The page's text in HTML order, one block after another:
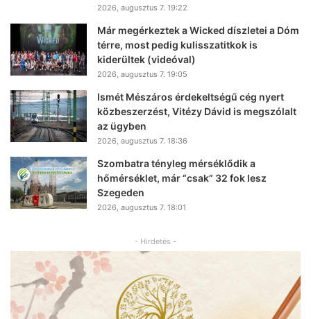
2026, augusztus 7. 19:22
Már megérkeztek a Wicked díszletei a Dóm
térre, most pedig kulisszatitkok is
kiderültek (videóval)
2026, augusztus 7. 19:05
Ismét Mészáros érdekeltségű cég nyert
közbeszerzést, Vitézy Dávid is megszólalt
az ügyben
2026, augusztus 7. 18:36
Szombatra tényleg mérséklődik a
hőmérséklet, már “csak” 32 fok lesz
Szegeden
2026, augusztus 7. 18:01
- Hirdetés -